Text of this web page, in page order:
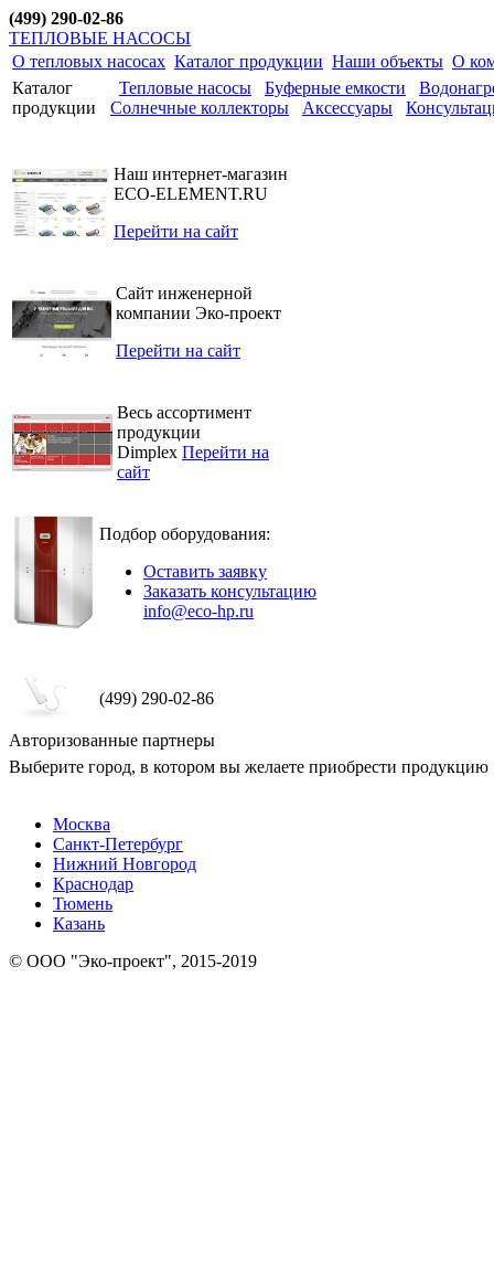
(499) 290-02-86
ТЕПЛОВЫЕ НАСОСЫ
О тепловых насосах Каталог продукции Наши объекты О
Каталог
продукции
Тепловые насосы Буферные емкости
Солнечные коллекторы
Аксессуары
Наш интернет-магазин
ECO-ELEMENT.RU
Перейти на сайт
Сайт инженерной
компании Эко-проект
Перейти на сайт
Весь ассортимент
продукции
Dimplex Перейти на
сайт
Подбор оборудования:
Оставить заявку
Заказать консультацию
info@eco-hp.ru
(499) 290-02-86
Авторизованные партнеры
Выберите город, в котором вы желаете приобрести продукцию
Москва
Санкт-Петербург
Нижний Новгород
Краснодар
Тюмень
Казань
© ООО "Эко-проект", 2015-2019